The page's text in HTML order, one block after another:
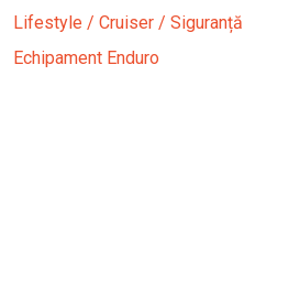
Lifestyle / Cruiser / Siguranță
Echipament Enduro